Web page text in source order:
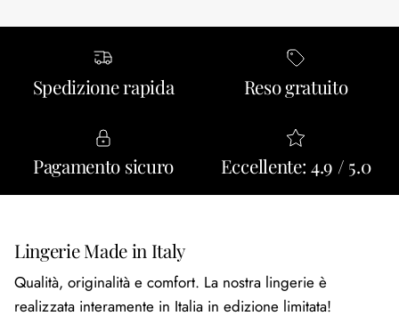
Spedizione rapida Reso gratuito
Pagamento sicuro Eccellente: 4.9 / 5.0
Lingerie Made in Italy
Qualità, originalità e comfort. La nostra lingerie è
realizzata interamente in Italia in edizione limitata!